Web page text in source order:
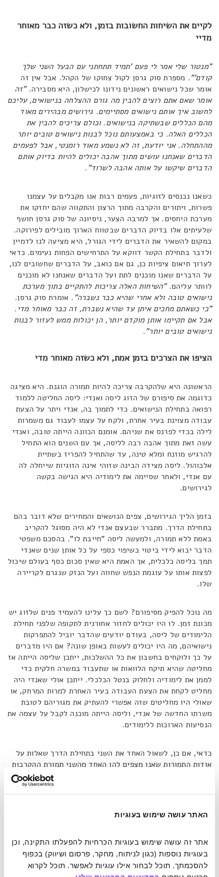
האתר עושה שימוש בעוגיות
לקיים את השיחות החשובות בזמן, ולא כשזה כבר מאוחר
מדיי
"מנטור שלי אמר לי פעם 'תמיד תתחתני עם הבעל השני שלך
קודם'". מספרת סוק גרסן לקול צחוקו של הקהל. אבל אין זה
אומר שכל נישואים ראשונים נידונו לכישלון, היא מסבירה."זה
אומר שאם אתם רוצים להבין מה גורם ההצלחה בנישואים, עליכם
לחשוב איך אותם נישואים מסתיימים. גירושים מבהירים מאוד
מהם הכללים שבשתיקה בנישואים. וכולם צריכים להבין את
הכללים האלה. כי באמצעותם נוכל לבנות נישואים טובים יותר
מההתחלה. אני יודעת, זה לא נשמע מאוד רומנטי, אבל לפעמים
הדברים שאנחנו עושים מתוך אהבה יכולים להיות בדיוק אותם
הדברים שיקשו על אותה אהבה לשרוד".
כשאנו נכנסים לזוגיות, פעמים רבות אנו מקבלים על עצמנו
פשרות, ויתורים והקרבה מתוך הרצון והתקווה שהם יחזקו את
מערכת היחסים. אך למרבה הצער, ניסיונה של סוק גרסן חושף
שלעיתים אלו בדיוק הדברים שבטווח הארוך מובילים לפירוקה.
במקום להשאיר את הדברים לידי הגורל, היא מציעה לנו לדמיין
ולדבר בתחילת הקשר דווקא על התרחישים הפחות נעימים. כדאי
לערוך תיאום ציפיות כן, גם אם כואב, על הדברים שחשובים לנו,
על הדברים שאנו מוכנים לתת ועל הדברים שאנחנו לא מוכנים
לוותר עליהם. "השיחות האלה צריכות להתקיים בתוך מערכת
נישואים טובה ולא אחרי שהיא כבר נשברה". אומרת סוק גרסן.
"כי כשאתם מחכים איתן עד שהיא נשברת, זה כבר מאוחר מדי.
אבל אם תקיימו אותן מוקדם יותר, הן יכולות ממש לעזור לבנות
נישואים טובים יותר".
הציפו את הצרכים בזמן אמת, ולא כשזה מאוחר מדי
הראשונה היא שלהקרבה צריכה להיות תמורה הוגנת. היא מציגה
כדוגמה את סיפורם של הזוג ליסה ואנדי: ליסה החליטה ללמוד
רפואה בתחילת הנישואים. כדי לתמוך בה, אנדי ויתר על הצעת
עבודה מצוינת בעיר אחרת, ולקח על עצמו לעבוד גם משמרות
לילה בכדי לפרנס את שניהם. אומנם הכוונה הייתה טובה, ואנדי
עשה זאת מתוך אהבה רבה לליסה, אך עם השנים הוא התחיל
להרגיש מוזנח ומלא טינה, עד שהתחיל להפריז בשתיית
אלכוהול. ליסה מצידה הבינה שזוהי אינה הזוגיות שייחלה לה
עם אנדי, ולאחר שסיימה את לימודיה היא הגישה בקשה
לגירושים.
בזמן הליך הגירושים, צפים הנושאים והמחירים שלא דובר בהם
בתחילת הדרך. מתברר שבעצם אנדי לא היה מסוגל להקריב
באמת ללא תמורה, ולמעשה ליסה "חייבת לו". בהסכם משפטי
הדבר יבוא לידי ביטוי בשיפוי כספי על כל אותן שנים שאנדי
תמך בליסה כלכלית, אך האמת היא שאין סכום כסף בעולם שיכול
לפצות אותו על עוגמת הנפש שחווה ועל הנזק שנגרם לקריירה
שלו.
מה נוכל להפיק מסיפורם? לשם כך עלינו להעמיד פנים שלזוג יש
מכונת זמן. לו היו יכולים לחזור אחורנית לתקופה שלפני תחילת
הלימודים של ליסה, בעודם יודעים שהדבר יוביל להתפרקות
נישואיהם, מה היו יכולים לעשות באופן שונה? אם היו מדברים
על כך ולוקחים בחשבון את כל ההשלכות, ייתכן שליסה הייתה אז
מחליטה שהיא תיקח הלוואות או שתעבוד במשרה חלקית כדי
לממן את לימודיה ולחלוק בנטל הכלכלי. ייתכן אולי שאנדי היה
מחליט לקחת את הצעת העבודה בעיר האחרת למרות המרחק, או
שאולי היו מחליטים שזה אפשרי להעתיק את מגוריהם לטובת
משרתו החדשה של אנדי, וליסה הייתה מוכנה לקבל על עצמה את
הנסיעות הארוכות ללימודים.
כדאי, אם כן, לשאול האחד את השני בתחילת הדרך שאלות על
אודות התמורות שאנו מצפים להן האחד מהשני תמורת ההקרבות
מה הוגן בעיניכם? איך זה מתבטא בנישואים
שואלת סוק גרסן.
"אני יודעת, זה לא נשמע מאוד רומנטי, אבל לפעמים הדברים